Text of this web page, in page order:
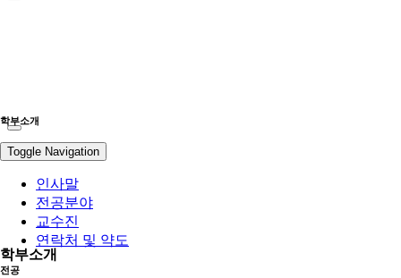
학부소개
Toggle Navigation
인사말
전공분야
교수진
연락처 및 약도
전공
학부소개